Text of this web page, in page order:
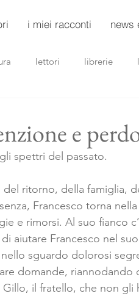
i miei racconti news
lettori librerie
e
spettri del passato.
ritorno, della famiglia,
Francesco torna
e rimorsi. Al suo fianco
aiutare Francesco nel
sguardo dolorosi
domande, riannodando
il fratello, che non gli